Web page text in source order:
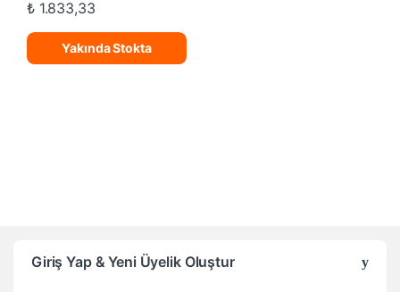
₺1.833,33
Yakında Stokta
Giriş Yap & Yeni Üyelik Oluştur